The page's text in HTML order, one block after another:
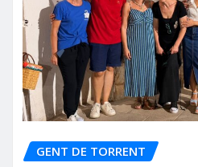
GENT DE TORRENT